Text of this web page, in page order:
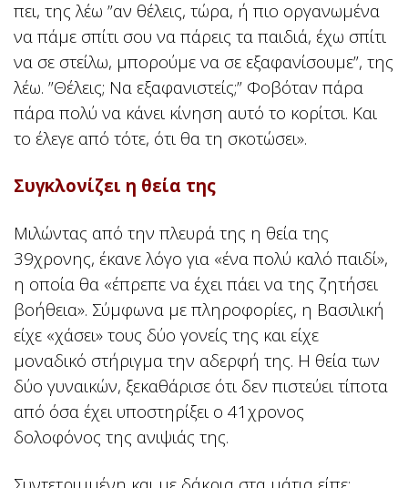
πει, της λέω ”αν θέλεις, τώρα, ή πιο οργανωμένα
να πάμε σπίτι σου να πάρεις τα παιδιά, έχω σπίτι
να σε στείλω, μπορούμε να σε εξαφανίσουμε”, της
λέω. ”Θέλεις; Να εξαφανιστείς;” Φοβόταν πάρα
πάρα πολύ να κάνει κίνηση αυτό το κορίτσι. Και
το έλεγε από τότε, ότι θα τη σκοτώσει».
Συγκλονίζει η θεία της
Μιλώντας από την πλευρά της η θεία της
39χρονης, έκανε λόγο για «ένα πολύ καλό παιδί»,
η οποία θα «έπρεπε να έχει πάει να της ζητήσει
βοήθεια». Σύμφωνα με πληροφορίες, η Βασιλική
είχε «χάσει» τους δύο γονείς της και είχε
μοναδικό στήριγμα την αδερφή της. Η θεία των
δύο γυναικών, ξεκαθάρισε ότι δεν πιστεύει τίποτα
από όσα έχει υποστηρίξει ο 41χρονος
δολοφόνος της ανιψιάς της.